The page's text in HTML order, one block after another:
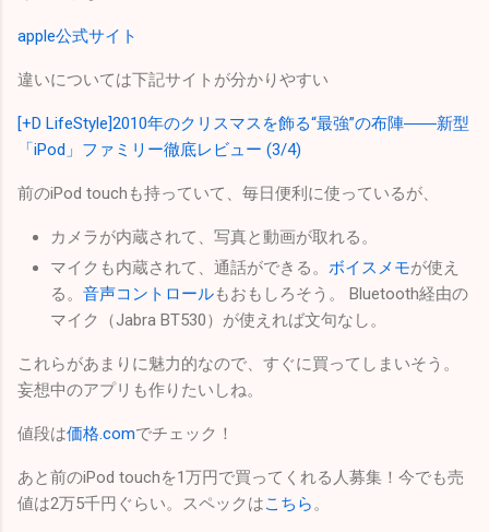
apple公式サイト
違いについては下記サイトが分かりやすい
[+D LifeStyle]2010年のクリスマスを飾る“最強”の布陣――新型
「iPod」ファミリー徹底レビュー (3/4)
前のiPod touchも持っていて、毎日便利に使っているが、
カメラが内蔵されて、写真と動画が取れる。
マイクも内蔵されて、通話ができる。 ボイスメモが使え
る。 音声コントロールもおもしろそう。 Bluetooth経由の
マイク（Jabra BT530）が使えれば文句なし。
これらがあまりに魅力的なので、すぐに買ってしまいそう。
妄想中のアプリも作りたいしね。
値段は価格.comでチェック！
あと前のiPod touchを1万円で買ってくれる人募集！今でも売
値は2万5千円ぐらい。スペックはこちら 。